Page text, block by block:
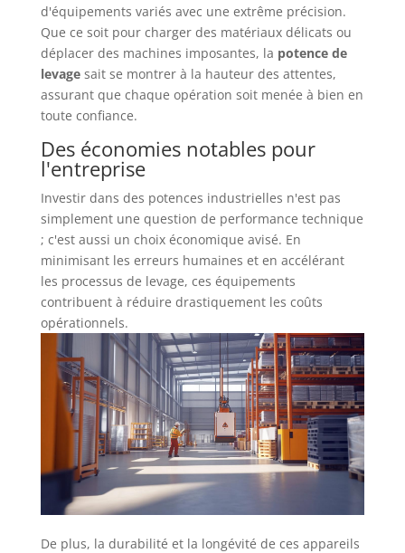
d'équipements variés avec une extrême précision.
Que ce soit pour charger des matériaux délicats ou
déplacer des machines imposantes, la potence de
levagesait se montrer à la hauteur des attentes,
assurant que chaque opération soit menée à bien en
toute confiance.
Des économies notables pour
l'entreprise
Investir dans des potences industrielles n'est pas
simplement une question de performance technique
; c'est aussi un choix économique avisé. En
minimisant les erreurs humaines et en accélérant
les processus de levage, ces équipements
contribuent à réduire drastiquement les coûts
opérationnels.
De plus, la durabilité et la longévité de ces appareils